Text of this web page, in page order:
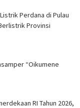
Perdana di Pulau
Provinsi
“Oikumene
RI Tahun 2026,